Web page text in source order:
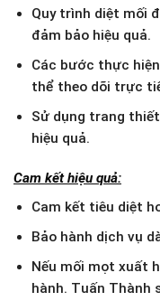
Quy trình diệt mối
đảm bảo hiệu quả.
Các bước thực
thể theo dõi trực
Sử dụng trang
hiệu quả.
Cam kết hiệu quả:
Cam kết tiêu diệt
Bảo hành dịch vụ
Nếu mối mọt xuất
hành. Tuấn Thành